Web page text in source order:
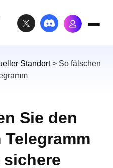
Standort> So fälschen
Sie den